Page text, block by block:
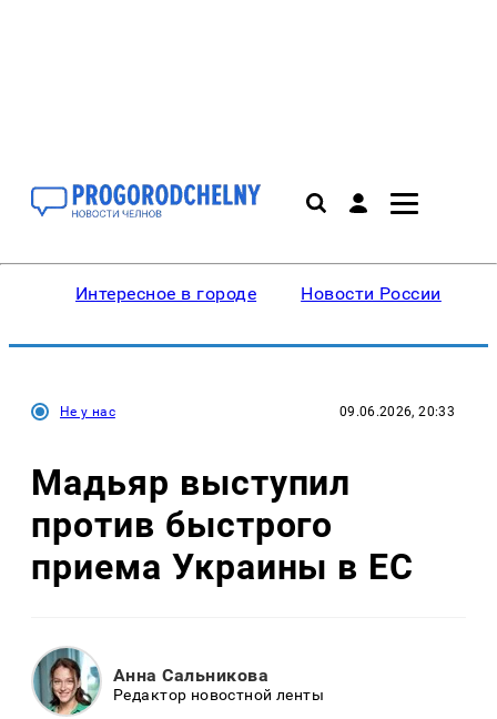
Интересное в городе Новости России
Не у нас 09.06.2026, 20:33
Мадьяр выступил
против быстрого
приема Украины в ЕС
Анна Сальникова
Редактор новостной ленты